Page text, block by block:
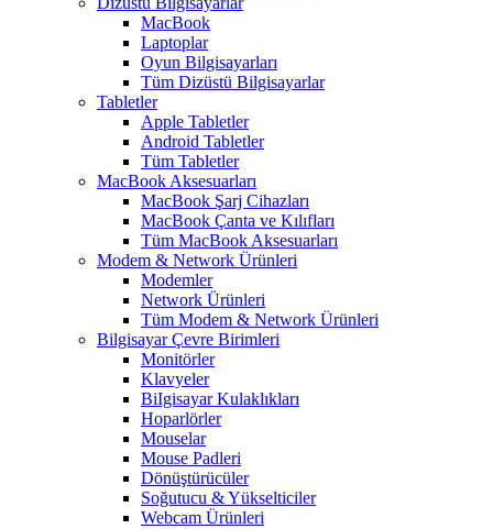
MacBook
Laptoplar
Oyun Bilgisayarları
Tüm Dizüstü Bilgisayarlar
Tabletler
Apple Tabletler
Android Tabletler
Tüm Tabletler
MacBook Aksesuarları
MacBook Şarj Cihazları
MacBook Çanta ve Kılıfları
Tüm MacBook Aksesuarları
Modem & Network Ürünleri
Modemler
Network Ürünleri
Tüm Modem & Network Ürünleri
Bilgisayar Çevre Birimleri
Monitörler
Klavyeler
BiIgisayar Kulaklıkları
Hoparlörler
Mouselar
Mouse Padleri
Dönüştürücüler
Soğutucu & Yükselticiler
Webcam Ürünleri